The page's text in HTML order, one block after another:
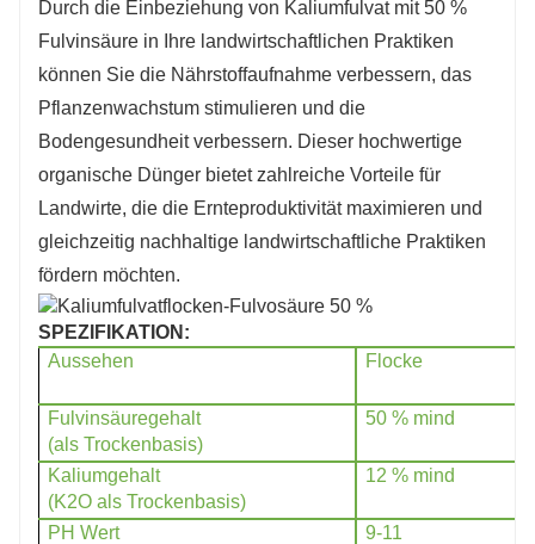
Durch die Einbeziehung von Kaliumfulvat mit 50 %
Fulvinsäure in Ihre landwirtschaftlichen Praktiken
können Sie die Nährstoffaufnahme verbessern, das
Pflanzenwachstum stimulieren und die
Bodengesundheit verbessern. Dieser hochwertige
organische Dünger bietet zahlreiche Vorteile für
Landwirte, die die Ernteproduktivität maximieren und
gleichzeitig nachhaltige landwirtschaftliche Praktiken
fördern möchten.
SPEZIFIKATION:
Aussehen
Flocke
Fulvinsäuregehalt
(als Trockenbasis)
50 % mind
Kaliumgehalt
(K2O als Trockenbasis)
12 % mind
PH Wert 9-11